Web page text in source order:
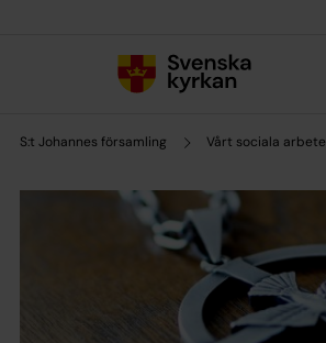
S:t Johannes församling Vårt sociala arbete